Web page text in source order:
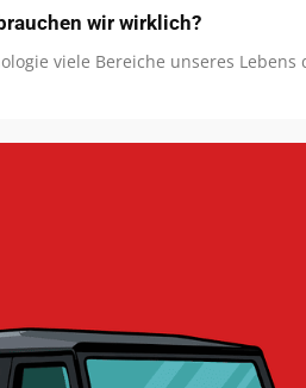
wir wirklich?
viele Bereiche unseres